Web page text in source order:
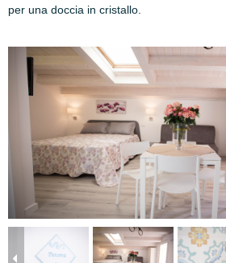
per una doccia in cristallo.